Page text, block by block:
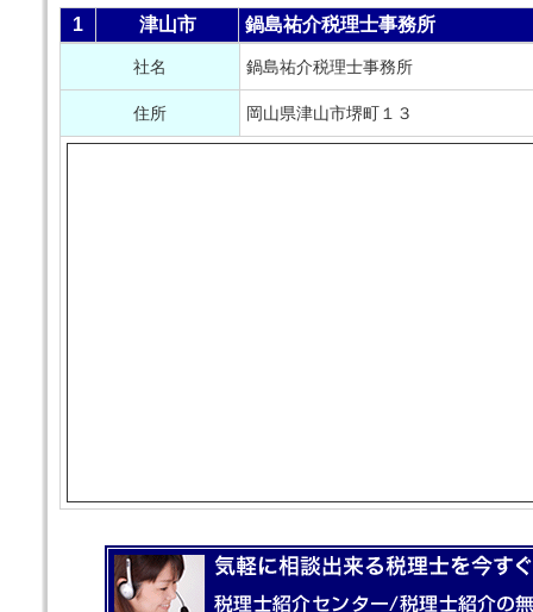
1 津山市 鍋島祐介税理士事務所
社名 鍋島祐介税理士事務所
住所 岡山県津山市堺町１３